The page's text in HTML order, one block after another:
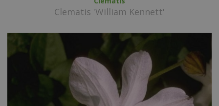
Clematis 'William Kennett'